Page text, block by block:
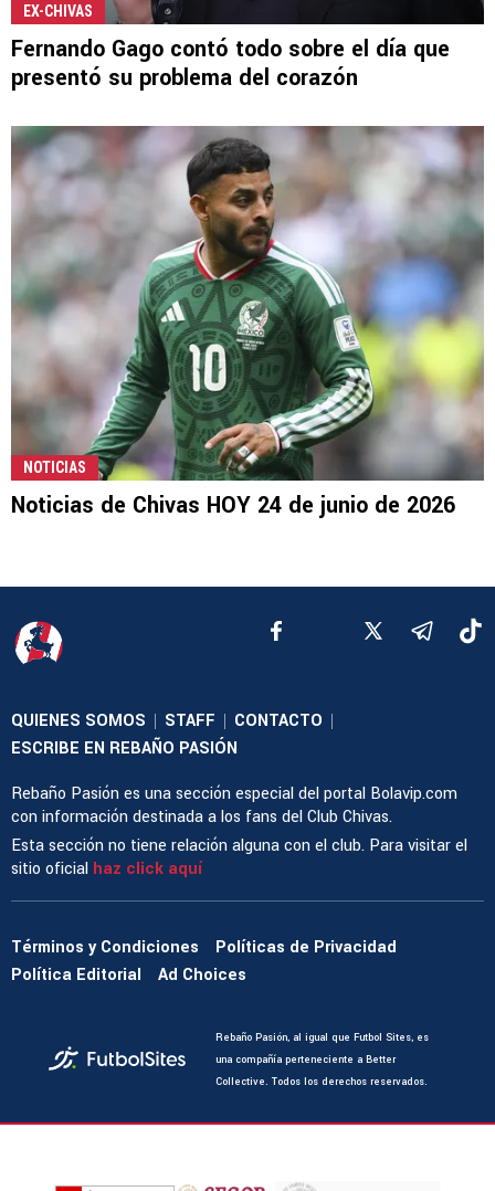
EX-CHIVAS
Fernando Gago contó todo sobre el día que
presentó su problema del corazón
NOTICIAS
Noticias de Chivas HOY 24 de junio de 2026
QUIENES SOMOS | STAFF | CONTACTO |
ESCRIBE EN REBAÑO PASIÓN
Rebaño Pasión es una sección especial del portal Bolavip.com
con información destinada a los fans del Club Chivas.
Esta sección no tiene relación alguna con el club. Para visitar el
sitio oficial haz click aquí
Términos y Condiciones
Políticas de Privacidad
Política Editorial
Ad Choices
Rebaño Pasión, al igual que Futbol Sites, es
una compañía perteneciente a Better
Collective. Todos los derechos reservados.